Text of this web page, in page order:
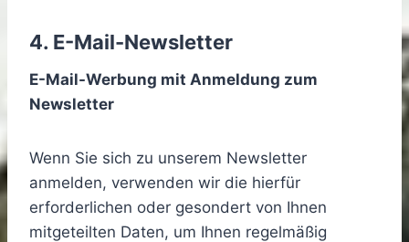
4. E-Mail-Newsletter
E-Mail-Werbung mit Anmeldung zum
Newsletter
Wenn Sie sich zu unserem Newsletter
anmelden, verwenden wir die hierfür
erforderlichen oder gesondert von Ihnen
mitgeteilten Daten, um Ihnen regelmäßig